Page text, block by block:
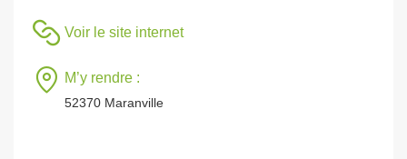
Voir le site internet
M’y rendre :
52370 Maranville